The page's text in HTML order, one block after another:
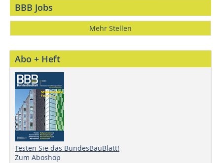
BBB Jobs
Mehr Stellen
Abo + Heft
Testen Sie das BundesBauBlatt!
Zum Aboshop